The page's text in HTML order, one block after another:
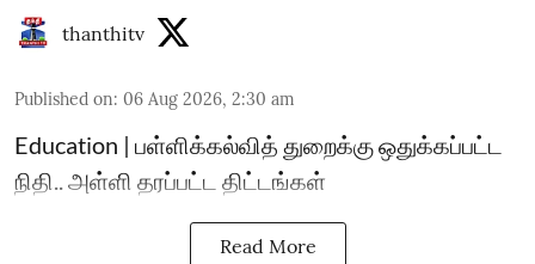
thanthitv
Published on: 06 Aug 2026, 2:30 am
Education | பள்ளிக்கல்வித் துறைக்கு ஒதுக்கப்பட்ட
நிதி.. அள்ளி தரப்பட்ட திட்டங்கள்
Read More